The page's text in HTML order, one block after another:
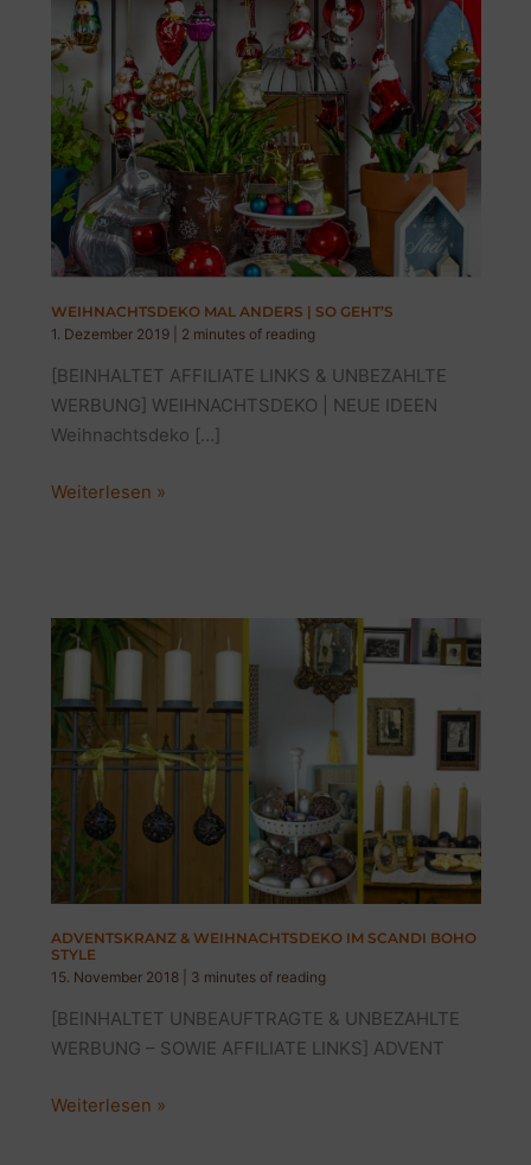
WEIHNACHTSDEKO MAL ANDERS | SO GEHT’S
1. Dezember 2019
2 minutes of reading
[BEINHALTET AFFILIATE LINKS & UNBEZAHLTE
WERBUNG] WEIHNACHTSDEKO | NEUE IDEEN
Weihnachtsdeko […]
WEIHNACHTSDEKO
GEHT’S
Weiterlesen »
ADVENTSKRANZ & WEIHNACHTSDEKO IM SCANDI BOHO
STYLE
15. November 2018
3 minutes of reading
[BEINHALTET UNBEAUFTRAGTE & UNBEZAHLTE
WERBUNG – SOWIE AFFILIATE LINKS] ADVENT
ADVENTSKRANZ
Weiterlesen »